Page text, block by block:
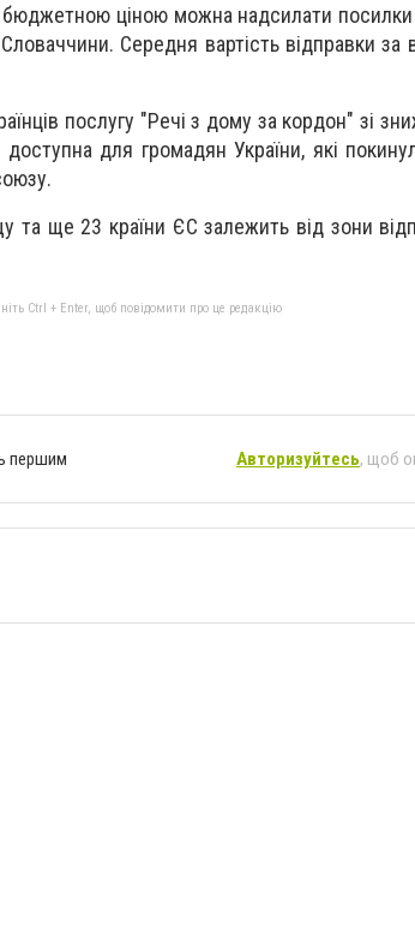
ціною можна надсилати посилки
Середня вартість відправки за
послугу "Речі з дому за кордон" зі
для громадян України, які
та ще 23 країни ЄС залежить від зони
Ctrl + Enter, щоб повідомити про це редакцію
першим Авторизуйтесь, щоб